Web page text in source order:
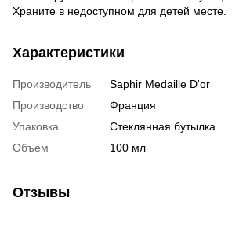
Храните в недоступном для детей месте.
Характеристики
Производитель
Saphir Medaille D'or
Производство
Франция
Упаковка
Стеклянная бутылка
Объем
100 мл
Отзывы